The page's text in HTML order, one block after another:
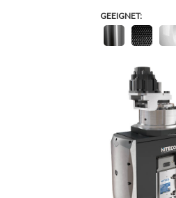
GEEIGNET: